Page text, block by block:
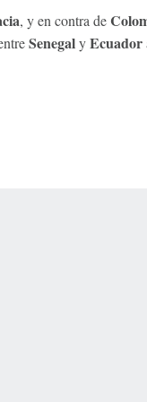
, y en contra de
SenegalyEcuador